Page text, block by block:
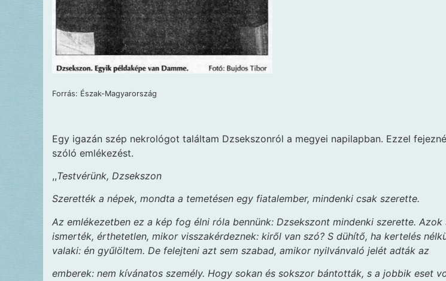
Forrás: Észak-Magyarország
Egy igazán szép nekrológot találtam Dzsekszonról a megyei napilapban. Ezzel
szóló emlékezést.
,,Testvérünk, Dzsekszon
Szerették a népek, mondta a temetésen egy fiatalember, mindenki csak szerette.
Az emlékezetben ez a kép fog élni róla bennünk: Dzsekszont mindenki szerette. Azok
ismerték, érthetetlen, mikor visszakérdeznek: kiről van szó? S dühítő, ha kertelés
valaki: én gyűlöltem. De felejteni azt sem szabad, amikor nyilvánvaló jelét adták az
emberek: nem kívánatos személy. Hogy sokan és sokszor bántották, s a jobbik eset